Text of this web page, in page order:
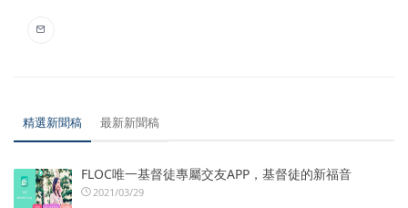
精選新聞稿 最新新聞稿
FLOC唯一基督徒專屬交友APP，基督徒的新福音
2021/03/29